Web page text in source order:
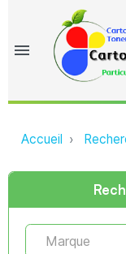
menu
Accueil
Marque